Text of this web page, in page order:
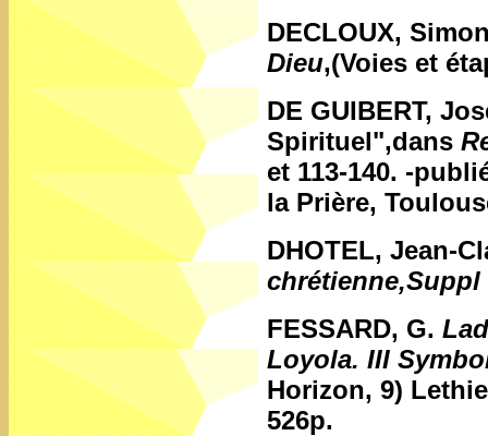
DECLOUX,
Dieu,(Voies et
DE GUIBERT,
Spirituel",dans
et 113-140. -
la Prière,
DHOTEL, Jean-
chrétienne,Suppl
FESSARD, G.
Loyola. III
Horizon, 9)
526p.